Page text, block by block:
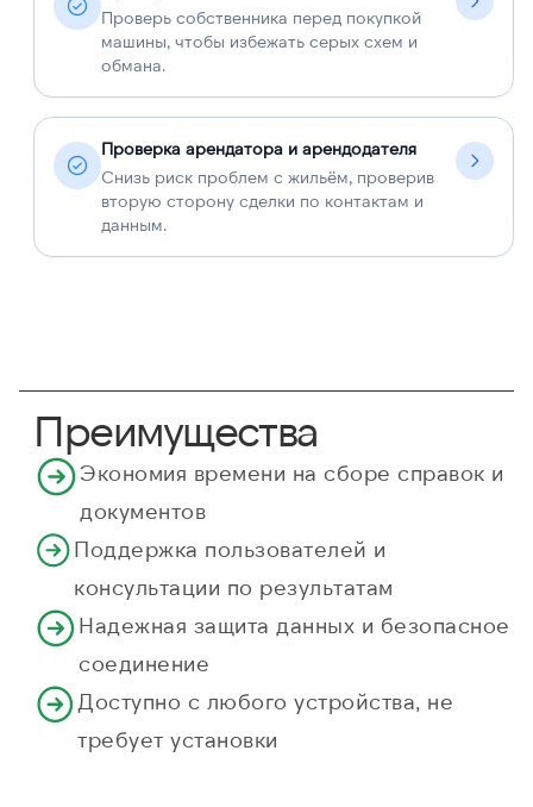
Проверь собственника перед покупкой
машины, чтобы избежать серых схем и
обмана.
Проверка арендатора и арендодателя
Снизь риск проблем с жильём, проверив
вторую сторону сделки по контактам и
данным.
Преимущества
Экономия времени на сборе справок и
документов
Поддержка пользователей и
консультации по результатам
Надежная защита данных и безопасное
соединение
Доступно с любого устройства, не
требует установки